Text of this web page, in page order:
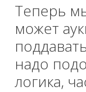
Теперь
может
надо
логика,